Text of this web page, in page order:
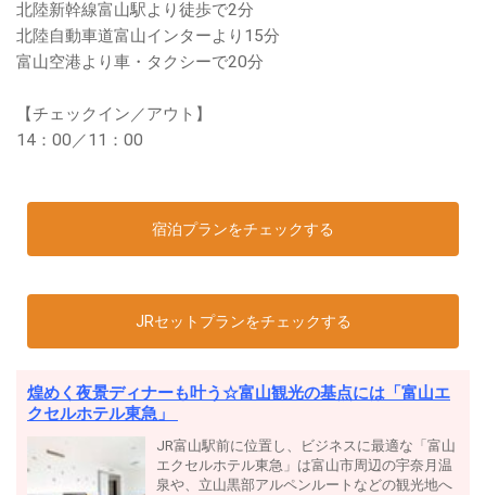
北陸新幹線富山駅より徒歩で2分
北陸自動車道富山インターより15分
富山空港より車・タクシーで20分
【チェックイン／アウト】
14：00／11：00
宿泊プランをチェックする
JRセットプランをチェックする
煌めく夜景ディナーも叶う☆富山観光の基点には「富山エ
クセルホテル東急」
JR富山駅前に位置し、ビジネスに最適な「富山
エクセルホテル東急」は富山市周辺の宇奈月温
泉や、立山黒部アルペンルートなどの観光地へ